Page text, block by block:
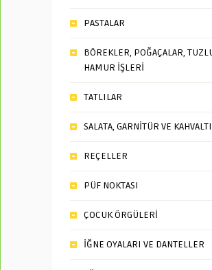
PASTALAR
BÖREKLER, POĞAÇALAR,
HAMUR İŞLERİ
TATLILAR
SALATA, GARNİTÜR VE
REÇELLER
PÜF NOKTASI
ÇOCUK ÖRGÜLERİ
İĞNE OYALARI VE DANTELLER